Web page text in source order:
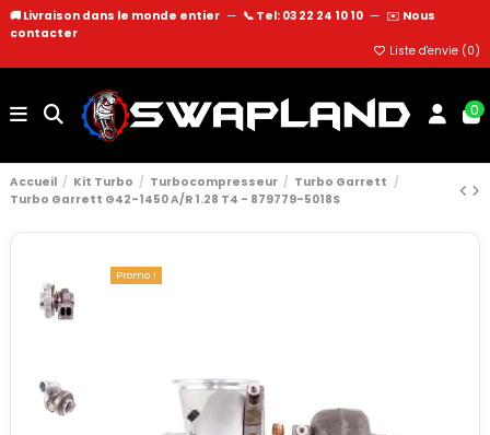
🚚 Livraison dans le monde entier — 📞 Tel: 03 22 24 10 10 — ✉️ Nous
contacter
Liste d'envie (0)
0
Accueil Kit Turbo Turbocompresseur
Turbo Garrett
Turbo Garrett G42-1450 A/R 1.28 T4 - 879779-5018S
Promo !